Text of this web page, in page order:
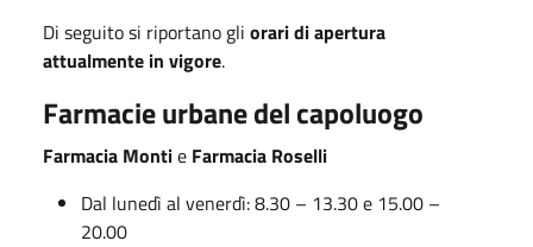
Di seguito si riportano gli orari di apertura
attualmente in vigore.
Farmacie urbane del capoluogo
Farmacia Montie Farmacia Roselli
Dal lunedì al venerdì: 8.30 – 13.30 e 15.00 –
20.00